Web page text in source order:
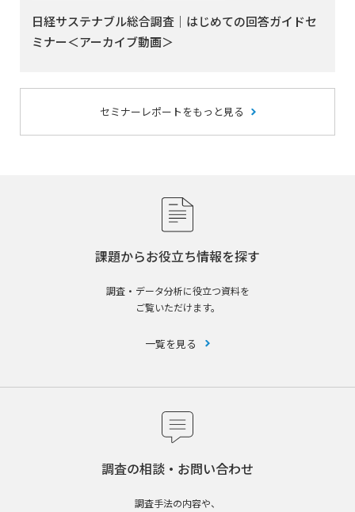
日経サステナブル総合調査｜はじめての回答ガイドセ
ミナー＜アーカイブ動画＞
セミナーレポートをもっと見る
課題からお役立ち情報を探す
調査・データ分析に役立つ資料を
ご覧いただけます。
一覧を見る
調査の相談・お問い合わせ
調査手法の内容や、